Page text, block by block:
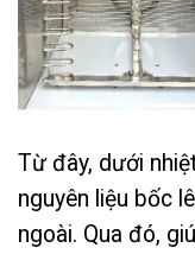
Từ đây, dưới
nguyên liệu bốc
ngoài. Qua đó,